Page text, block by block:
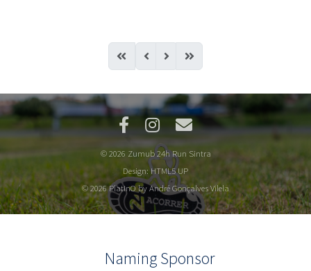
© 2026 Zumub 24h Run Sintra
Design:HTML5 UP
© 2026 PlatInO by André Gonçalves Vilela
Naming Sponsor